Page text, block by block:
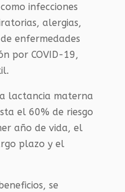
infecciones
alergias,
enfermedades
por COVID-19,
lactancia materna
el 60% de riesgo
año de vida, el
plazo y el
se